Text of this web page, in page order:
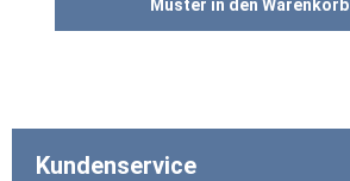
Muster in den Warenkorb
Kundenservice